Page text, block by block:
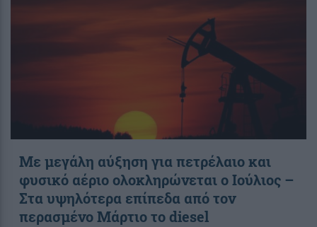
Με μεγάλη αύξηση για πετρέλαιο και
φυσικό αέριο ολοκληρώνεται ο Ιούλιος –
Στα υψηλότερα επίπεδα από τον
περασμένο Μάρτιο το diesel